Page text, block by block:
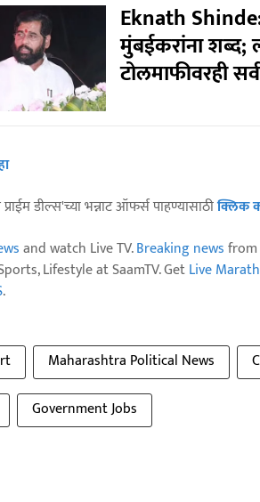
Eknath
मुंबईकरांना शब्द;
टोलमाफीवरही
डील्स'च्या भन्नाट ऑफर्स पाहण्यासाठीक्लिक
and watch Live TV.Breaking newsfrom
Lifestyle at SaamTV. GetLive
.
Maharashtra Political News
Government Jobs